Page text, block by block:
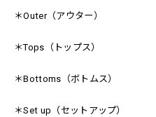
＊Outer（アウター）
＊Tops（トップス）
＊Bottoms（ボトムス）
＊Set up（セットアップ）